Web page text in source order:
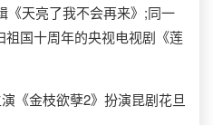
天亮了我不会再来》;同一
国十周年的央视电视剧《莲
金枝欲孽2》扮演昆剧花旦